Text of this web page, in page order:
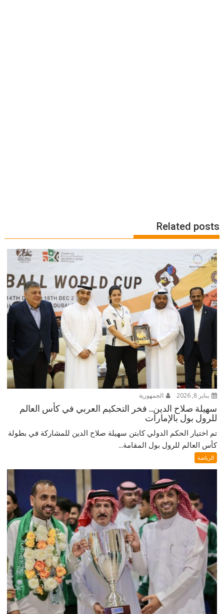
Related posts
يناير 8, 2026 الجمهورية
سهيلة صلاح الدين.. فخر التحكيم العربي في كأس العالم
للرول بول بالإمارات
تم اختيار الحكم الدولي كابتن سهيلة صلاح الدين للمشاركة في بطولة
كأس العالم للرول بول المقامة...
الرياضة